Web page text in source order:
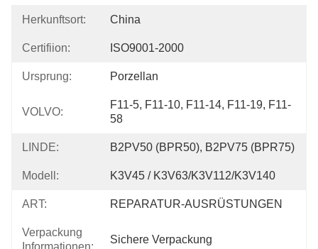
Herkunftsort: China
Certifiion: ISO9001-2000
Ursprung: Porzellan
VOLVO:
F11-5, F11-10, F11-14, F11-19, F11-
58
LINDE: B2PV50 (BPR50), B2PV75 (BPR75)
Modell: K3V45 / K3V63/K3V112/K3V140
ART: REPARATUR-AUSRÜSTUNGEN
Verpackung
Informationen:
Sichere Verpackung